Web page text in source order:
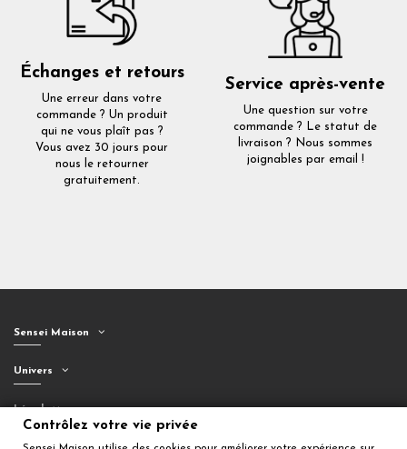
Échanges et retours
Une erreur dans votre
commande ? Un produit
qui ne vous plaît pas ?
Vous avez 30 jours pour
nous le retourner
gratuitement.
Service après-vente
Une question sur votre
commande ? Le statut de
livraison ? Nous sommes
joignables par email !
Sensei Maison
Univers
Légal
Contrôlez votre vie privée